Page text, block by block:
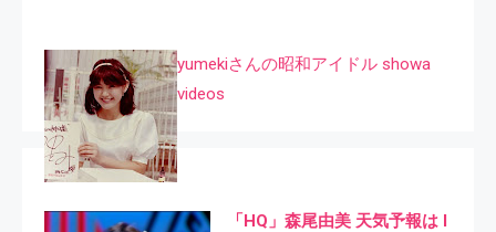
yumekiさんの昭和アイドル showa
videos
「HQ」森尾由美 天気予報は I